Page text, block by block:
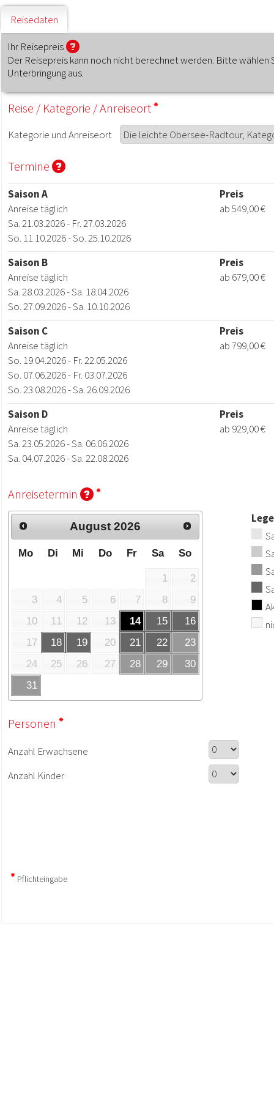
Reisedaten
Ihr Reisepreis
Der Reisepreis kann noch nicht berechnet werden. Bitte
Unterbringung aus.
Reise / Kategorie /Anreiseort
Kategorie undAnreiseort
Termine
Saison A
Anreise täglich
Sa. 21.03.2026 - Fr. 27.03.2026
So. 11.10.2026 - So. 25.10.2026
Preis
ab 549,00 €
Saison B
Anreise täglich
Sa. 28.03.2026 - Sa. 18.04.2026
So. 27.09.2026 - Sa. 10.10.2026
Preis
ab 679,00 €
Saison C
Anreise täglich
So. 19.04.2026 - Fr. 22.05.2026
So. 07.06.2026 - Fr. 03.07.2026
So. 23.08.2026 - Sa. 26.09.2026
Preis
ab 799,00 €
Saison D
Anreise täglich
Sa. 23.05.2026 - Sa. 06.06.2026
Sa. 04.07.2026 - Sa. 22.08.2026
Preis
ab 929,00 €
Anreisetermin
August 2026
Mo Di Mi Do Fr Sa So
1
2
3
4 5 6 7 8
9
10
11 12 13 14 15
16
17
18 19 20 21 22
23
24
25 26 27 28 29
30
31
Personen
Anzahl Erwachsene
Anzahl Kinder
Pflichteingabe